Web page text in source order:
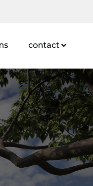
contact